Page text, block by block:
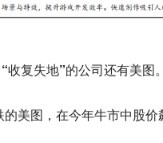
复失地”的公司还有美图。
美图，在今年牛市中股价